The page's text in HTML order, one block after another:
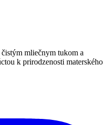
čistým mliečnym tukom a
k prirodzenosti materského